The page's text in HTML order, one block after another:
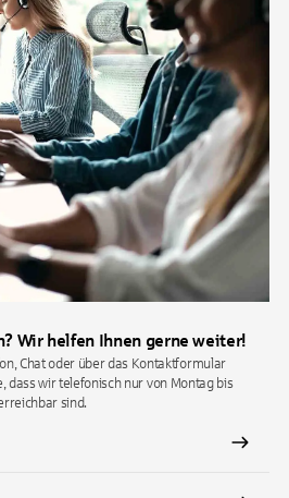
Wir helfen Ihnen gerne weiter!
Chat oder über das Kontaktformular
dass wir telefonisch nur von Montag bis
sind.